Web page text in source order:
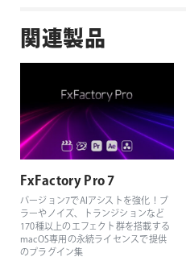
関連製品
FxFactory Pro 7
バージョン7でAIアシストを強化！ブ
ラーやノイズ、トランジションなど
170種以上のエフェクト群を搭載する
macOS専用の永続ライセンスで提供
のプラグイン集